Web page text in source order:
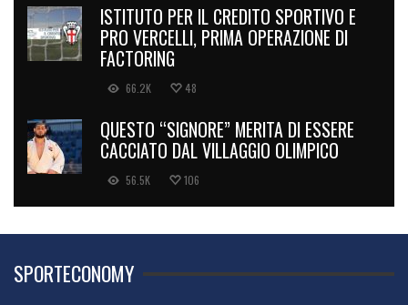
ISTITUTO PER IL CREDITO SPORTIVO E
PRO VERCELLI, PRIMA OPERAZIONE DI
FACTORING
66.2K 48
QUESTO “SIGNORE” MERITA DI ESSERE
CACCIATO DAL VILLAGGIO OLIMPICO
56.5K 106
SPORTECONOMY